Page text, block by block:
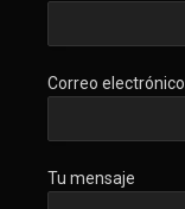
Correo electrónico
Tu mensaje